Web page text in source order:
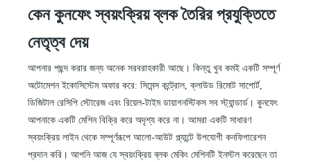
কেন কুনফেংস্বয়ংক্রিয়ব্লক তৈরির প্রযুক্তিতে
নেতৃত্ব দেয়
আপনার পছন্দ করার জন্য অনেক সরবরাহকারী আছে। কিন্তু খুব কমই একটি সম্পূর্ণ
অটোমেশন ইকোসিস্টেম অফার করে: সিমেন্স কন্ট্রোল, ক্লাউড রিমোট সাপোর্ট,
ডিজিটাল রেসিপি স্টোরেজ এবং রিয়েল-টাইম ডায়াগনস্টিকস সব স্ট্যান্ডার্ড। কুনফেং
আপনাকে একটি মেশিন বিক্রি করে অদৃশ্য করে না। আমরা একটি সাধারণ
স্বয়ংক্রিয় লাইন থেকে সম্পূর্ণরূপে আলো-আউট প্ল্যান্টে উপযোগী কনফিগারেশন
প্রদান করি। আপনি আজ যে স্বয়ংক্রিয় ব্লক মেকিং মেশিনটি ইনস্টল করেছেন তা